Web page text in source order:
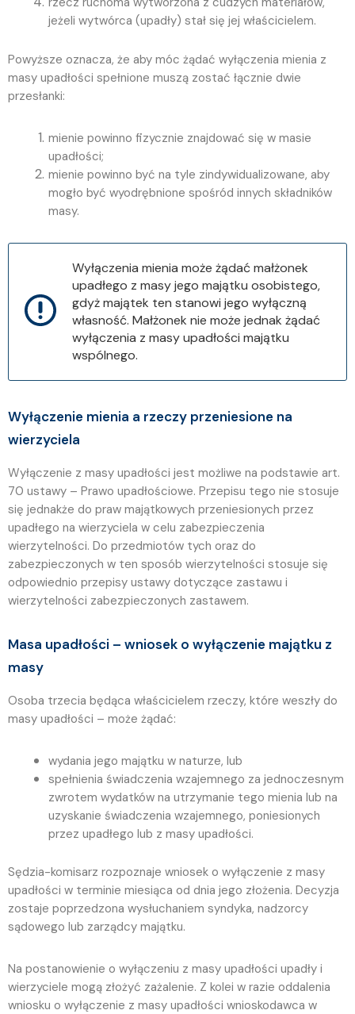
jeżeli wytwórca (upadły) stał się jej właścicielem.
Powyższe oznacza, że aby móc żądać wyłączenia mienia z
masy upadłości spełnione muszą zostać łącznie dwie
przesłanki:
mienie powinno fizycznie znajdować się w masie
upadłości;
mienie powinno być na tyle zindywidualizowane, aby
mogło być wyodrębnione spośród innych składników
masy.
Wyłączenia mienia może żądać małżonek
upadłego z masy jego majątku osobistego,
gdyż majątek ten stanowi jego wyłączną
własność. Małżonek nie może jednak żądać
wyłączenia z masy upadłości majątku
wspólnego.
Wyłączenie mienia a rzeczy przeniesione na
wierzyciela
Wyłączenie z masy upadłości jest możliwe na podstawie art.
70 ustawy – Prawo upadłościowe. Przepisu tego nie stosuje
się jednakże do praw majątkowych przeniesionych przez
upadłego na wierzyciela w celu zabezpieczenia
wierzytelności. Do przedmiotów tych oraz do
zabezpieczonych w ten sposób wierzytelności stosuje się
odpowiednio przepisy ustawy dotyczące zastawu i
wierzytelności zabezpieczonych zastawem.
Masa upadłości – wniosek o wyłączenie majątku z
masy
Osoba trzecia będąca właścicielem rzeczy, które weszły do
masy upadłości – może żądać:
wydania jego majątku w naturze, lub
spełnienia świadczenia wzajemnego za jednoczesnym
zwrotem wydatków na utrzymanie tego mienia lub na
uzyskanie świadczenia wzajemnego, poniesionych
przez upadłego lub z masy upadłości.
Sędzia-komisarz rozpoznaje wniosek o wyłączenie z masy
upadłości w terminie miesiąca od dnia jego złożenia. Decyzja
zostaje poprzedzona wysłuchaniem syndyka, nadzorcy
sądowego lub zarządcy majątku.
Na postanowienie o wyłączeniu z masy upadłości upadły i
wierzyciele mogą złożyć zażalenie. Z kolei w razie oddalenia
wniosku o wyłączenie z masy upadłości wnioskodawca w